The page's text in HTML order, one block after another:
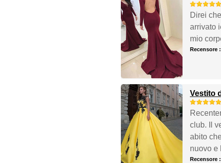
Direi
arrivato
mio
Recensore
Vestito
club. Il
abito
nuovo e
Recensore